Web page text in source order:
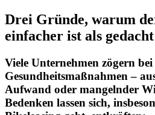
Drei Gründe, warum
einfacher ist als gedacht
Viele Unternehmen zögern
Gesundheitsmaßnahmen –
Aufwand oder mangelnder
Bedenken lassen sich,